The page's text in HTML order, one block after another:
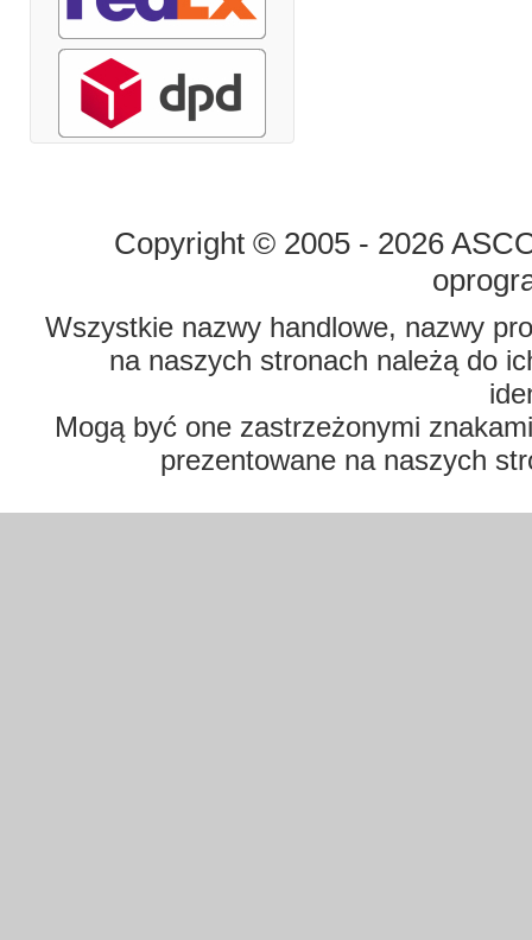
Copyright © 2005 - 2026
Wszystkie nazwy handlowe, nazwy
na naszych stronach należą do
Mogą być one zastrzeżonymi
prezentowane na naszych